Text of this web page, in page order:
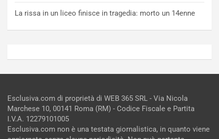
La rissa in un liceo finisce in tragedia: morto un 14enne
Esclusiva.com di proprietà di WEB 365 SRL - Via Nicola
Marchese 10, 00141 Roma (RM) - Codice Fiscale e Partita
I.V.A. 12279101005
Esclusiva.com non è una testata giornalistica, in quanto viene